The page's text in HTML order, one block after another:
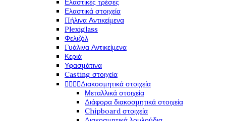
Ελαστικές τρέσες
Ελαστικά στοιχεία
Πήλινα Αντικείμενα
Plexiglass
Φελιζόλ
Γυάλινα Αντικείμενα
Κεριά
Υφασμάτινα
Casting στοιχεία
Διακοσμητικά στοιχεία
Μεταλλικά στοιχεία
Διάφορα διακοσμητικά στοιχεία
Chipboard στοιχεία